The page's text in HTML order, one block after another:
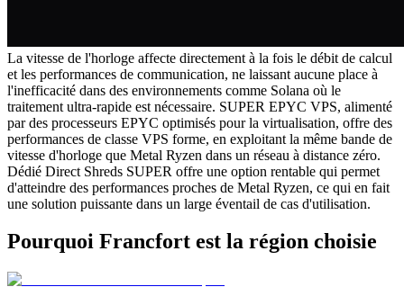
La vitesse de l'horloge affecte directement à la fois le débit de calcul
et les performances de communication, ne laissant aucune place à
l'inefficacité dans des environnements comme Solana où le
traitement ultra-rapide est nécessaire. SUPER EPYC VPS, alimenté
par des processeurs EPYC optimisés pour la virtualisation, offre des
performances de classe VPS forme, en exploitant la même bande de
vitesse d'horloge que Metal Ryzen dans un réseau à distance zéro.
Dédié Direct Shreds SUPER offre une option rentable qui permet
d'atteindre des performances proches de Metal Ryzen, ce qui en fait
une solution puissante dans un large éventail de cas d'utilisation.
Pourquoi Francfort est la région choisie